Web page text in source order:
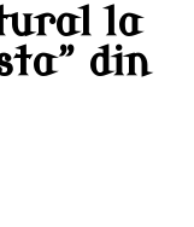
la
din